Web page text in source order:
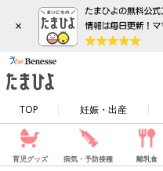
×
TOP 妊娠・出産
育児グッズ 病気・予防接種 離乳食